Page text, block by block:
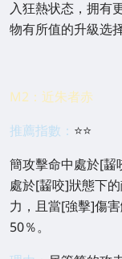
入狂熱状态，拥有
物有所值的升級选择
M2：近朱者赤
推薦指數： ⭐⭐
簡攻擊命中處於[齧
處於[齧咬]狀態下
力，且當[強擊]傷
50％。